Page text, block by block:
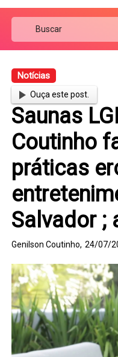
Notícias
Ouça este post.
Saunas
Coutinho
práticas
Salvador ;
Genilson Coutinho, 24/07/